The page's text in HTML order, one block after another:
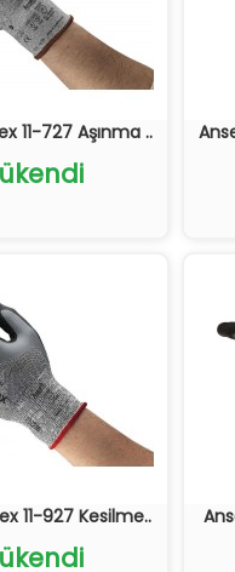
11-727 Aşınma ..
11-927 Kesilme..